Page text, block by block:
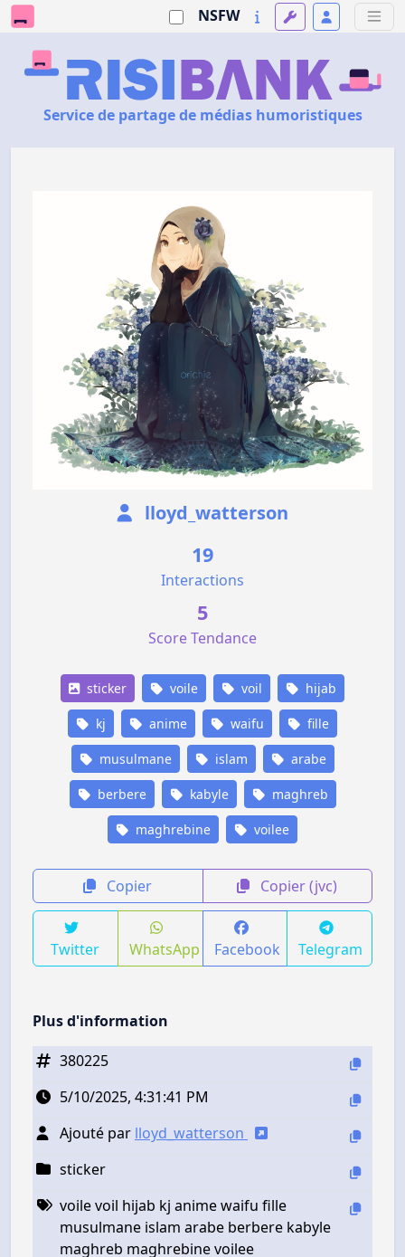
NSFW
Service de partage de médias humoristiques
lloyd_watterson
19
Interactions
5
Score Tendance
sticker voile voil hijab
kj anime waifu fille
musulmane islam arabe
berbere kabyle maghreb
maghrebine voilee
Copier Copier (jvc)
Twitter WhatsApp Facebook Telegram
Plus d'information
380225
5/10/2025, 4:31:41 PM
Ajouté par lloyd_watterson
sticker
voile voil hijab kj anime waifu fille
musulmane islam arabe berbere kabyle
maghreb maghrebine voilee